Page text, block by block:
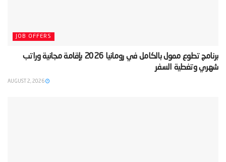
JOB OFFERS
‫برنامج تطوع ممول بالكامل في رومانيا 2026 بإقامة مجانية وراتب
شهري وتغطية السفر‬